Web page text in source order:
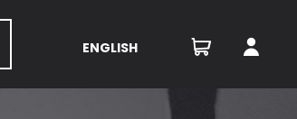
ENGLISH